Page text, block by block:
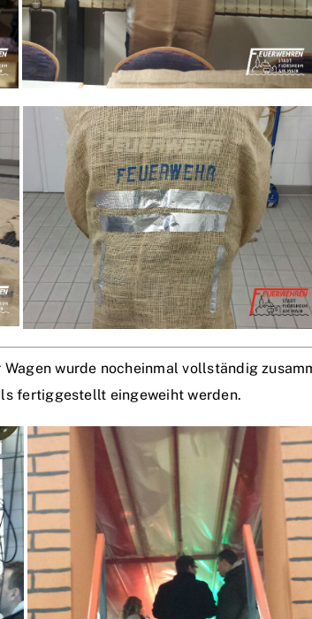
Wagen wurde nocheinmal vollständig
fertiggestellt eingeweiht werden.